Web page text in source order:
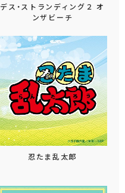
デス・ストランディング２ オ
ンザビーチ
忍たま乱太郎